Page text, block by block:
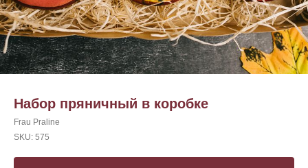
Набор пряничный в коробке
Frau Praline
SKU: 575